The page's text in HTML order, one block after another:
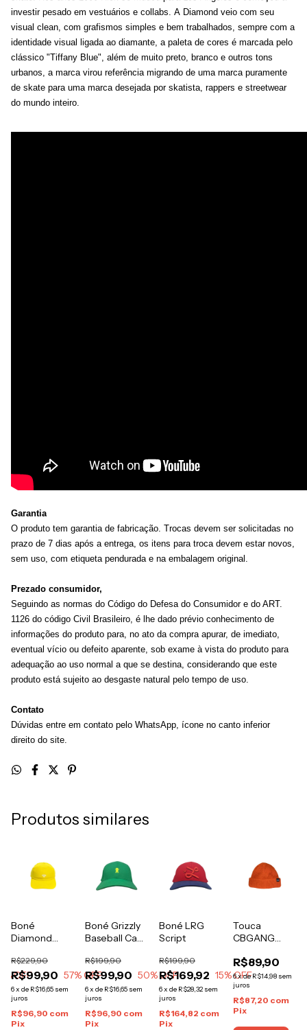
investir pesado em vestuários e collabs. A Diamond veio com seu
visual clean, com grafismos simples e bem trabalhados, sempre com a
identidade visual ligada ao diamante, a paleta de cores é marcada pelo
clássico "Tiffany Blue", além de muito preto, branco e outros tons
urbanos, a marca virou referência migrando de uma marca puramente
de skate para uma marca desejada por skatista, rappers e streetwear
do mundo inteiro.
Garantia
O produto tem garantia de fabricação. Trocas devem ser solicitadas no
prazo de 7 dias após a entrega, os itens para troca devem estar novos,
sem uso, com etiqueta pendurada e na embalagem original.
Prezado consumidor,
Seguindo as normas do Código do Defesa do Consumidor e do ART.
1126 do código Civil Brasileiro, é lhe dado prévio conhecimento de
informações do produto para, no ato da compra apurar, de imediato,
eventual vício ou defeito aparente, sob exame à vista do produto para
adequação ao uso normal a que se destina, considerando que este
produto está sujeito ao desgaste natural pelo tempo de uso.
Contato
Dúvidas entre em contato pelo WhatsApp, ícone no canto inferior
direito do site.
Produtos similares
% OFF
Boné
Diamond
Brilliant
Yellow
R$99,90
R$229,90
57% OFF
6x de R$16,65 sem
juros
R$96,90 com
Pix
Boné Grizzly
Baseball Cap
Green
R$99,90
R$199,90
50% OFF
6x de R$16,65 sem
juros
R$96,90 com
Pix
Boné LRG
Script
R$169,92
R$199,90
15% OFF
6x de R$28,32 sem
juros
R$164,82 com
Pix
Touca
CBGANG
Laranja
R$89,90
6xdeR$14,98 sem
juros
R$87,20 com
Pix